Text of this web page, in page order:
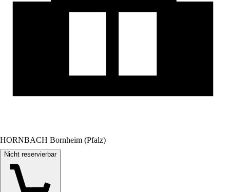
HORNBACH Bornheim (Pfalz)
Nicht reservierbar